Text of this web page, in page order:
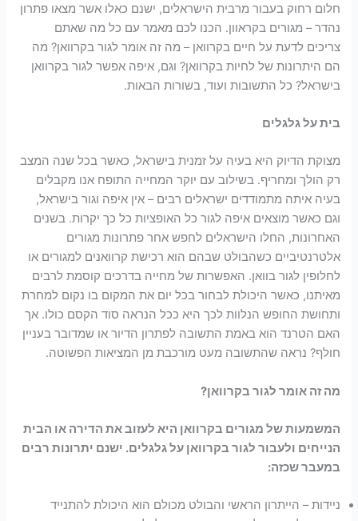
חלום רחוק בעבור מרבית הישראלים, ישנם כאלו אשר מצאו פתרון
נהדר – מגורים בקראוון. הכנו לכם מאמר עם כל מה שאתם
צריכים לדעת על חיים בקרוואן – מה זה אומר לגור בקרוואן? מה
הם היתרונות של לחיות בקרוואן? וגם, איפה אפשר לגור בקרוואן
בישראל? כל התשובות ועוד, בשורות הבאות.
בית על גלגלים
מצוקת הדיוק היא בעיה על זמנית בישראל, כאשר בכל שנה המצב
רק הולך ומחריף. בשילוב עם יוקר המחייה התופח אנו מקבלים
בעיה איתה מתמודדים ישראלים רבים – אין איפה וגור בישראל,
וגם כאשר מוצאים איפה לגור כל האופציות כל כך יקרות. בשנים
האחרונות, החלו הישראלים לחפש אחר פתרונות מגורים
אלטרנטיביים כשהבולט שבהם הוא רכישת קרוואנים למגורים או
לחלופין לגור בוואן. האפשרות של מחייה בדרכים קוסמת לרבים
מאיתנו, כאשר היכולת לבחור בכל יום את המקום בו נקום למחרת
ותחושת החופש הנלוות לכך היא ככל הנראה סוד הקסם כולו. אך
האם הטרנד הוא באמת התשובה לפתרון הדיור או שמדובר בעניין
חולף? נראה שהתשובה מעט מורכבת מן המציאות הפשוטה.
מה זה אומר לגור בקרוואן?
המשמעות של מגורים בקרוואן היא לעזוב את הדירה או הבית
הנייחים ולעבור לגור בקרוואן על גלגלים. ישנם יתרונות רבים
במעבר שכזה:
ניידות – הייתרון הראשי והבולט מכולם הוא היכולת להתנייד